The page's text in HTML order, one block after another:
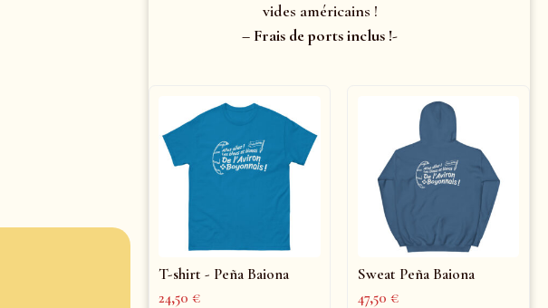
vides américains !
– Frais de ports inclus !-
T-shirt - Peña Baiona
24,50€
Sweat Peña Baiona
47,50€